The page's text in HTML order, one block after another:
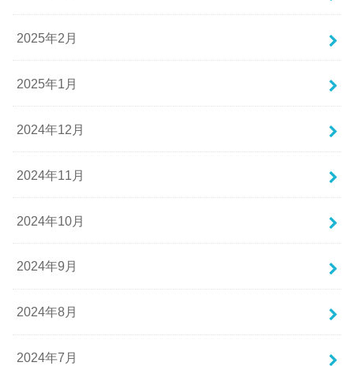
2025年2月
2025年1月
2024年12月
2024年11月
2024年10月
2024年9月
2024年8月
2024年7月